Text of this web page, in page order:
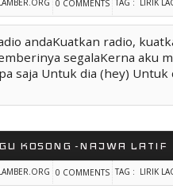
0 COMMENTS TAG : LIRIK
andaKuatkan radio,
segalaKerna aku
saja Untuk dia (hey)
KOSONG -NAJWA LATIF
0 COMMENTS TAG : LIRIK